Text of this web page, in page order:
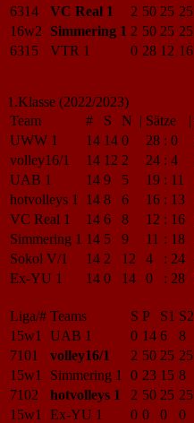
6314
VC Real 1 2 50 25 25
16w2
Simmering 1 2 50 25 25
6315
VTR 1 0 28 12 16
1.Klasse (2022/2023)
Team
# S N | Sätze |
UWW 1
14 14 0 28 : 0
volley16/1
14 12 2 24 : 4
UAB 1
14 9 5 19 : 11
hotvolleys 1
14 8 6 16 : 13
VC Real 1
14 6 8 12 : 16
Simmering 1 14 5 9 11 : 18
Sokol V/1
14 2 12 4 : 24
Ex-YU 1
14 0 14 0 : 28
Liga/# Teams S P S1 S2
15w1
UAB 1 0 14 6
8
7101
volley16/1 2 50 25 25
15w1
Simmering 1 0 23 15 8
7102
hotvolleys 1 2 50 25 25
15w1
Ex-YU 1 0 0 0
0